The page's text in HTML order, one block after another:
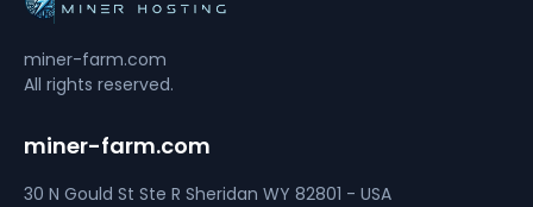
miner-farm.com
All rights reserved.
miner-farm.com
30 N Gould St Ste R Sheridan WY 82801 - USA